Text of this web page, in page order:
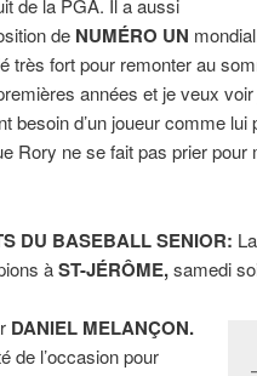
de la PGA. Il a aussi
de NUMÉRO UN
très fort pour remonter au
années et je veux
besoin d’un joueur comme
Rory ne se fait pas prier
DU BASEBALL SENIOR:
àST-JÉRÔME,samedi
DANIEL MELANÇON.
de l’occasion pour